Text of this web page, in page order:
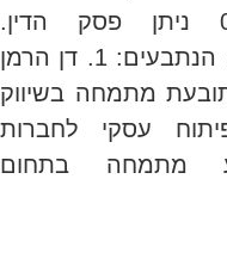
אודי הקר. ביום 05.06.23 ניתן פסק הדין.
הצדדים: התובעת: אריאל פלג; הנתבעים: 1. דן הרמן
מתמחה בשיווק
עסקי לחברות
מתמחה בתחום